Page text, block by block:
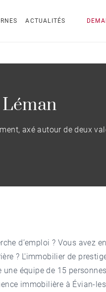
ACTUALITÉS
axé autour de deux
d’emploi ? Vous avez
? L'immobilier de
une équipe de 15
immobilière à Évian-